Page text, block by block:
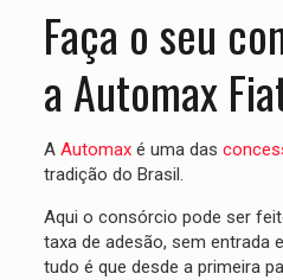
Faça o seu
a Automax
A Automaxé uma das
tradição do Brasil.
Aqui o consórcio pode ser
taxa de adesão, sem entrada
tudo é que desde a primeira